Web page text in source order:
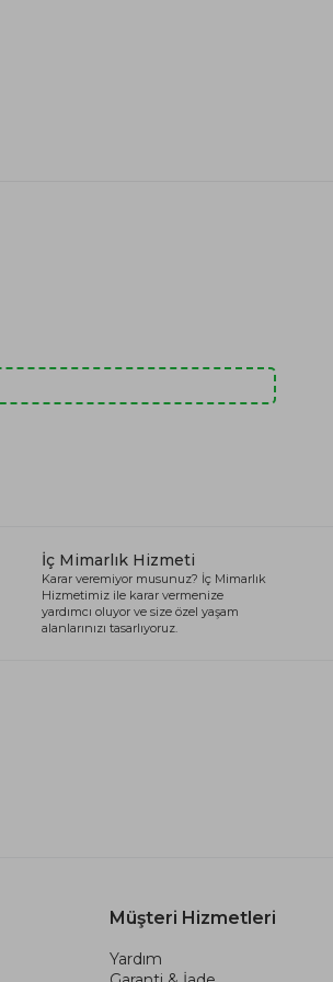
İç Mimarlık Hizmeti
Karar veremiyor musunuz? İç Mimarlık
Hizmetimiz ile karar vermenize
yardımcı oluyor ve size özel yaşam
alanlarınızı tasarlıyoruz.
Müşteri Hizmetleri
Yardım